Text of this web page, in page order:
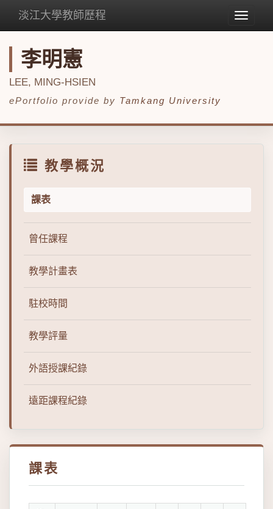
Toggle
淡江大學教師歷程
李明憲
LEE, MING-HSIEN
ePortfolio provide by Tamkang University
教學概況
課表
曾任課程
教學計畫表
駐校時間
教學評量
外語授課紀錄
遠距課程紀錄
課表